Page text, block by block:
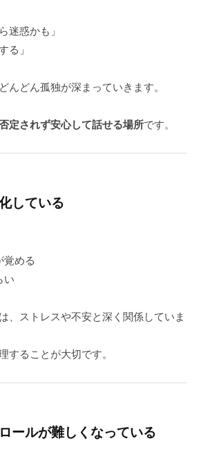
迷惑かも」
る」
んどん孤独が深まっていきます。
定されず安心して話せる場所です。
している
覚める
い
、ストレスや不安と深く関係していま
することが大切です。
ールが難しくなっている